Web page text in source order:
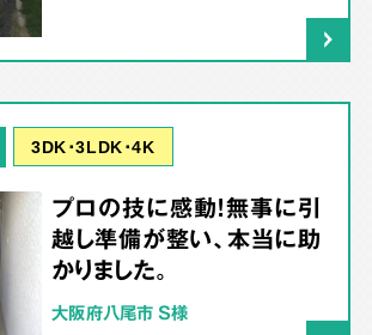
3DK･3LDK･4K
プロの技に感動！無事に引
越し準備が整い、本当に助
かりました。
大阪府八尾市 S様